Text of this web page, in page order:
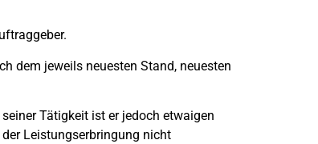
dem jeweils neuesten Stand, neuesten
Tätigkeit ist er jedoch etwaigen
Leistungserbringung nicht